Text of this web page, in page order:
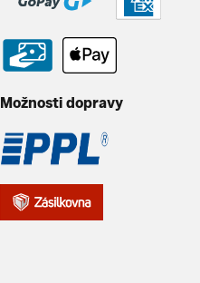
Možnosti dopravy